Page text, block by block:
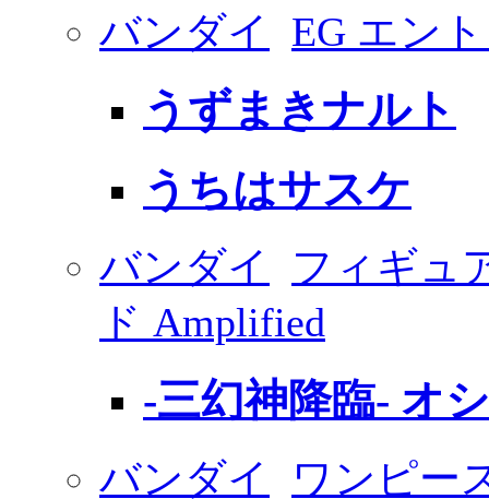
バンダイ
EG エン
うずまきナルト
うちはサスケ
バンダイ
フィギュ
ド Amplified
-三幻神降臨- オ
バンダイ ワンピー